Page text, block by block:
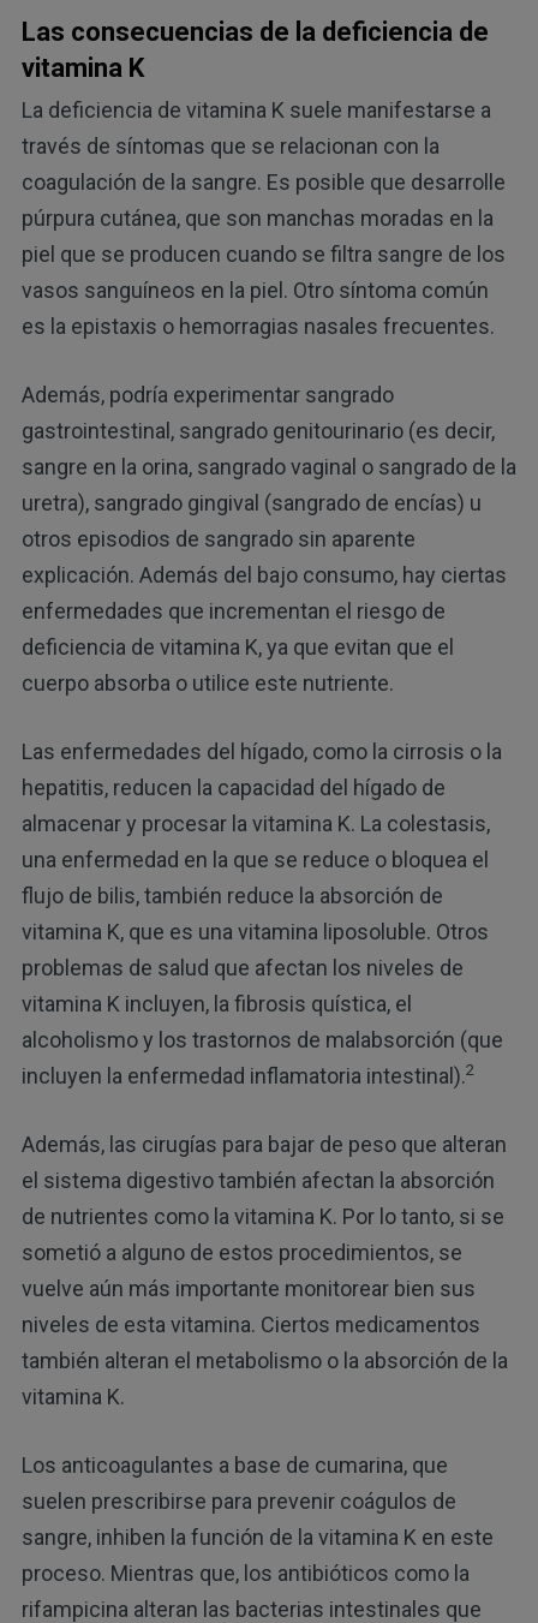
Las consecuencias de la deficiencia de
vitamina K
La deficiencia de vitamina K suele manifestarse a
través de síntomas que se relacionan con la
coagulación de la sangre. Es posible que desarrolle
púrpura cutánea, que son manchas moradas en la
piel que se producen cuando se filtra sangre de los
vasos sanguíneos en la piel. Otro síntoma común
es la epistaxis o hemorragias nasales frecuentes.
Además, podría experimentar sangrado
gastrointestinal, sangrado genitourinario (es decir,
sangre en la orina, sangrado vaginal o sangrado de la
uretra), sangrado gingival (sangrado de encías) u
otros episodios de sangrado sin aparente
explicación. Además del bajo consumo, hay ciertas
enfermedades que incrementan el riesgo de
deficiencia de vitamina K, ya que evitan que el
cuerpo absorba o utilice este nutriente.
Las enfermedades del hígado, como la cirrosis o la
hepatitis, reducen la capacidad del hígado de
almacenar y procesar la vitamina K. La colestasis,
una enfermedad en la que se reduce o bloquea el
flujo de bilis, también reduce la absorción de
vitamina K, que es una vitamina liposoluble. Otros
problemas de salud que afectan los niveles de
vitamina K incluyen, la fibrosis quística, el
alcoholismo y los trastornos de malabsorción (que
incluyen la enfermedad inflamatoria intestinal).2
Además, las cirugías para bajar de peso que alteran
el sistema digestivo también afectan la absorción
de nutrientes como la vitamina K. Por lo tanto, si se
sometió a alguno de estos procedimientos, se
vuelve aún más importante monitorear bien sus
niveles de esta vitamina. Ciertos medicamentos
también alteran el metabolismo o la absorción de la
vitamina K.
Los anticoagulantes a base de cumarina, que
suelen prescribirse para prevenir coágulos de
sangre, inhiben la función de la vitamina K en este
proceso. Mientras que, los antibióticos como la
rifampicina alteran las bacterias intestinales que